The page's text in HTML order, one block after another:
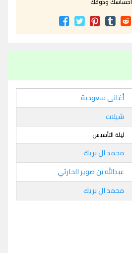
أغاني سعودية
شيلات
ليلة التأسيس
محمد ال بريك
عبدالله بن صوير الحارثي
محمد ال بريك